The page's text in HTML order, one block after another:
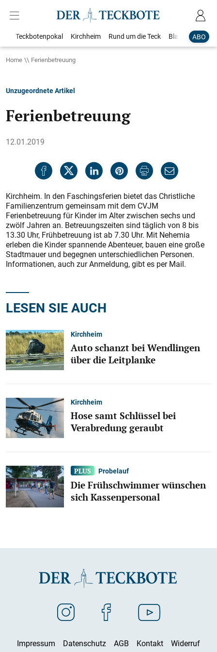
ABO
Teckbotenpokal Kirchheim Rund um die Teck Blaulicht
Home Ferienbetreuung
Unzugeordnete Artikel
Ferienbetreuung
12.01.2019
Kirchheim. In den Faschingsferien bietet das Christliche
Familienzentrum gemeinsam mit dem CVJM
Ferienbetreuung für Kinder im Alter zwischen sechs und
zwölf Jahren an. Betreuungszeiten sind täglich von 8 bis
13.30 Uhr, Frühbetreuung ist ab 7.30 Uhr. Mit Nehemia
erleben die Kinder spannende Abenteuer, bauen eine große
Stadtmauer und begegnen unterschiedlichen Personen.
Informationen, auch zur Anmeldung, gibt es per Mail.
LESEN SIE AUCH
Kirchheim
Auto schanzt bei Wendlingen
über die Leitplanke
Kirchheim
Hose samt Schlüssel bei
Verabredung geraubt
Probelauf
Die Frühschwimmer wünschen
sich Kassenpersonal
Impressum Datenschutz AGB Kontakt
Widerruf